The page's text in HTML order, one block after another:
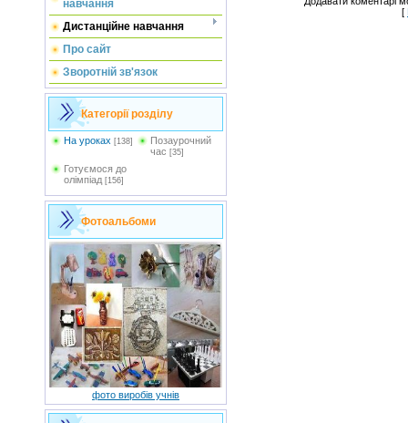
навчання
Дистанційне навчання
Про сайт
Зворотній зв'язок
Категорії розділу
На уроках [138]
Позаурочний
час [35]
Готуємося до
олімпіад [156]
Фотоальбоми
фото виробів учнів
[